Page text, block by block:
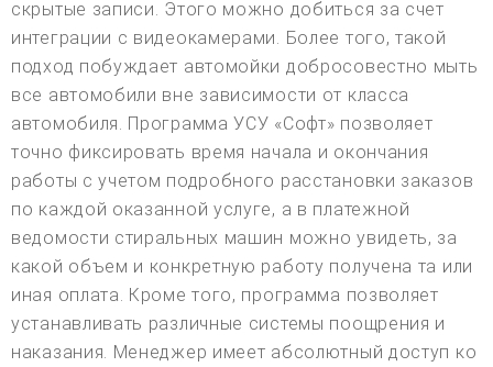
скрытые записи. Этого можно добиться за счет
интеграции с видеокамерами. Более того, такой
подход побуждает автомойки добросовестно мыть
все автомобили вне зависимости от класса
автомобиля. Программа УСУ «Софт» позволяет
точно фиксировать время начала и окончания
работы с учетом подробного расстановки заказов
по каждой оказанной услуге, а в платежной
ведомости стиральных машин можно увидеть, за
какой объем и конкретную работу получена та или
иная оплата. Кроме того, программа позволяет
устанавливать различные системы поощрения и
наказания. Менеджер имеет абсолютный доступ ко